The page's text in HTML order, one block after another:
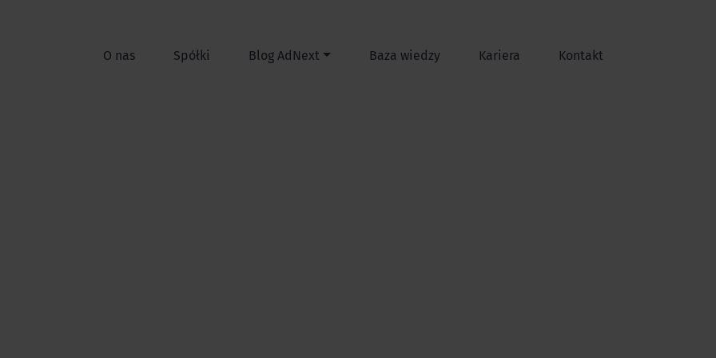
O nas Spółki Blog AdNext Baza wiedzy Kariera Kontakt